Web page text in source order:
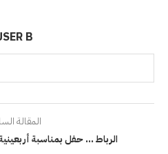
B
المقالة
الرباط … حفل بمناسبة